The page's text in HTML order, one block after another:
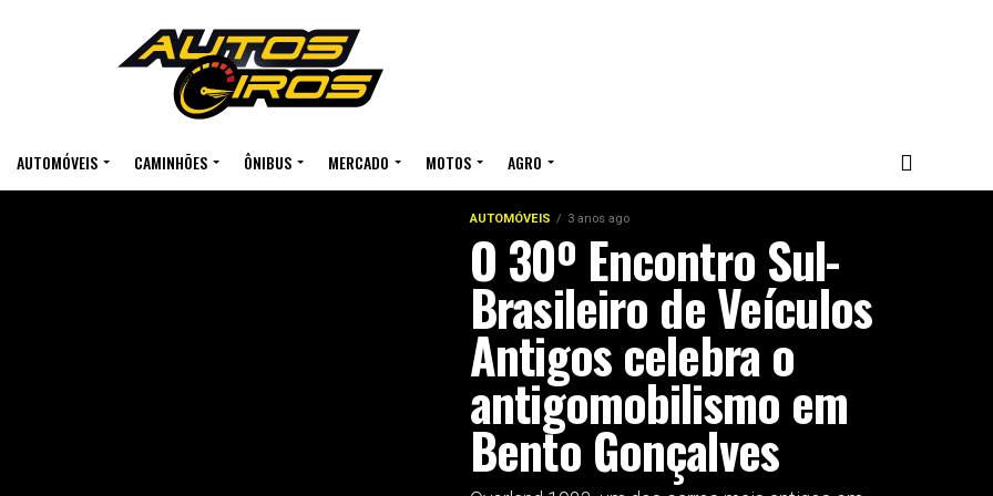
AUTOMÓVEIS CAMINHÕES ÔNIBUS MERCADO MOTOS AGRO
AUTOMÓVEIS 3 anos ago
O 30º Encontro Sul-
Brasileiro de Veículos
Antigos celebra o
antigomobilismo em
Bento Gonçalves